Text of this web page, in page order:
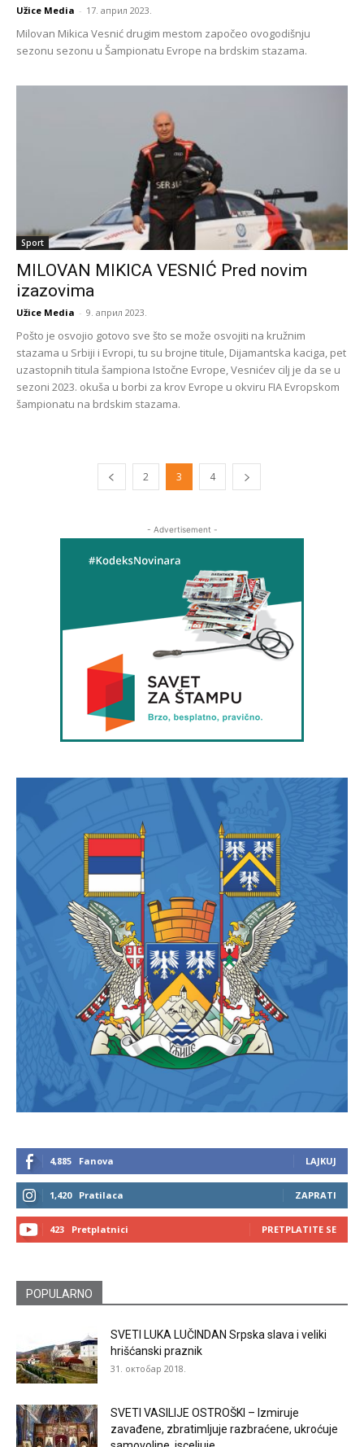
Užice Media - 17. април 2023.
Milovan Mikica Vesnić drugim mestom započeo ovogodišnju
sezonu sezonu u Šampionatu Evrope na brdskim stazama.
Sport
MILOVAN MIKICA VESNIĆ Pred novim
izazovima
Užice Media - 9. април 2023.
Pošto je osvojio gotovo sve što se može osvojiti na kružnim
stazama u Srbiji i Evropi, tu su brojne titule, Dijamantska kaciga, pet
uzastopnih titula šampiona Istočne Evrope, Vesnićev cilj je da se u
sezoni 2023. okuša u borbi za krov Evrope u okviru FIA Evropskom
šampionatu na brdskim stazama.
2 3 4
- Advertisement -
4,885 Fanova LAJKUJ
1,420 Pratilaca ZAPRATI
423 Pretplatnici PRETPLATITE SE
POPULARNO
SVETI LUKA LUČINDAN Srpska slava i veliki
hrišćanski praznik
31. октобар 2018.
SVETI VASILIJE OSTROŠKI – Izmiruje
zavađene, zbratimljuje razbraćene, ukroćuje